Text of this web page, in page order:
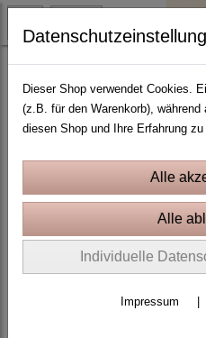
Wing Needlework
Dieser Shop verwendet Cookies.
(z.B. für den Warenkorb), während
diesen Shop und Ihre Erfahrung
Individuelle
Impressum